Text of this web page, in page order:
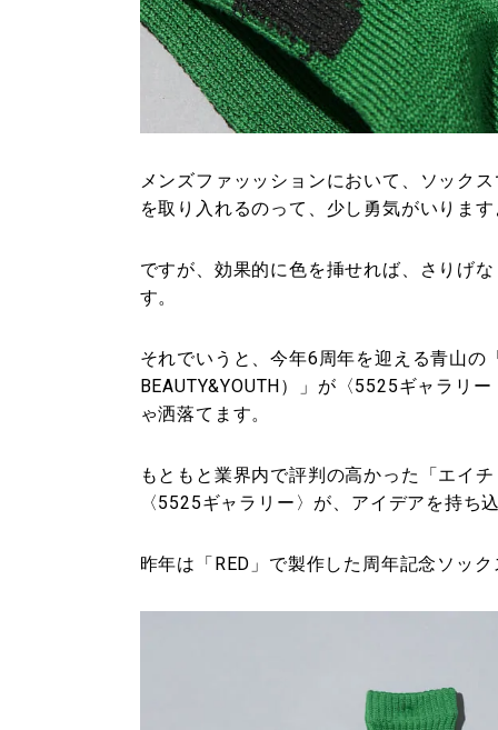
メンズファッッションにおいて、ソック
を取り入れるのって、少し勇気がいりま
ですが、効果的に色を挿せれば、さりげ
す。
それでいうと、今年6周年を迎える青山の
BEAUTY&YOUTH）」が〈5525ギャラリ
ゃ洒落てます。
もともと業界内で評判の高かった「エイ
〈5525ギャラリー〉が、アイデアを持ち
昨年は「RED」で製作した周年記念ソッ